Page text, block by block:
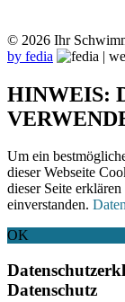
© 2026 Ihr
by fedia
HINWEIS:
Um ein
dieser Webseite
dieser Seite
einverstanden.
OK
Datenschutz